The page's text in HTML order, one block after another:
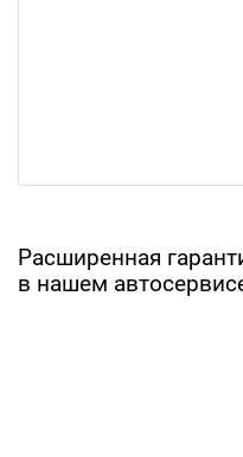
Расширенная
в нашем